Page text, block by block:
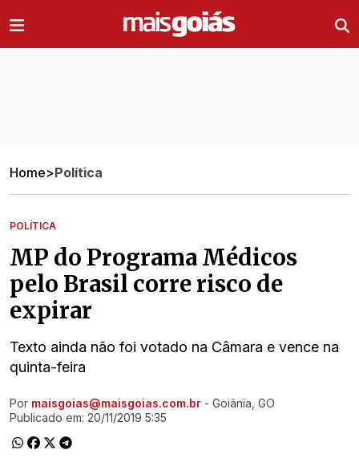
Home>Política
POLÍTICA
MP do Programa Médicos
pelo Brasil corre risco de
expirar
Texto ainda não foi votado na Câmara e vence na
quinta-feira
Ir direto pra matéria
Por maisgoias@maisgoias.com.br - Goiânia, GO
Publicado em: 20/11/2019 5:35